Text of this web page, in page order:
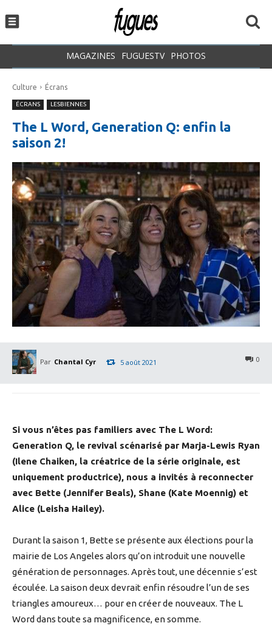
MAGAZINES FUGUESTV PHOTOS
Culture Écrans
ÉCRANS LESBIENNES
The L Word, Generation Q: enfin la
saison 2!
Par Chantal Cyr 0
5 août 2021
Si vous n’êtes pas familiers avec The L Word:
Generation Q, le revival scénarisé par Marja-Lewis Ryan
(Ilene Chaiken, la créatrice de la série originale, est
uniquement productrice), nous a invités à reconnecter
avec Bette (Jennifer Beals), Shane (Kate Moennig) et
Alice (Leisha Hailey).
Durant la saison 1, Bette se présente aux élections pour la
mairie de Los Angeles alors qu’on introduit une nouvelle
génération de personnages. Après tout, une décennie s’est
écoulée. La saison deux devrait enfin résoudre l’un de ses
triangles amoureux… pour en créer de nouveaux. The L
Word dans toute sa magnificence, en somme.